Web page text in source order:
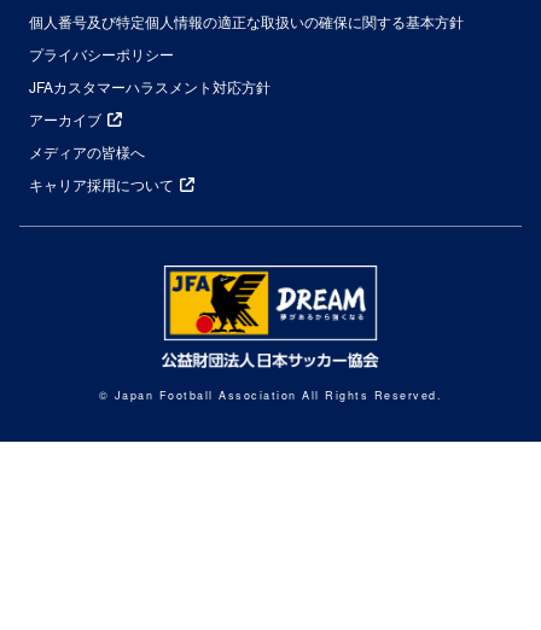
個人番号及び特定個人情報の適正な取扱いの確保に関する基本方針
プライバシーポリシー
JFAカスタマーハラスメント対応方針
アーカイブ
メディアの皆様へ
キャリア採用について
© Japan Football Association All Rights Reserved.